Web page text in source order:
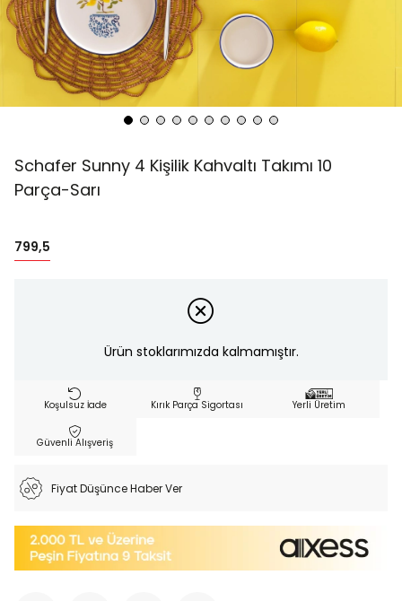
Schafer Sunny 4 Kişilik Kahvaltı Takımı 10
Parça-Sarı
799,5
Ürün stoklarımızda kalmamıştır.
Koşulsuz İade Kırık Parça Sigortası Yerli Üretim
Güvenli Alışveriş
Fiyat Düşünce Haber Ver